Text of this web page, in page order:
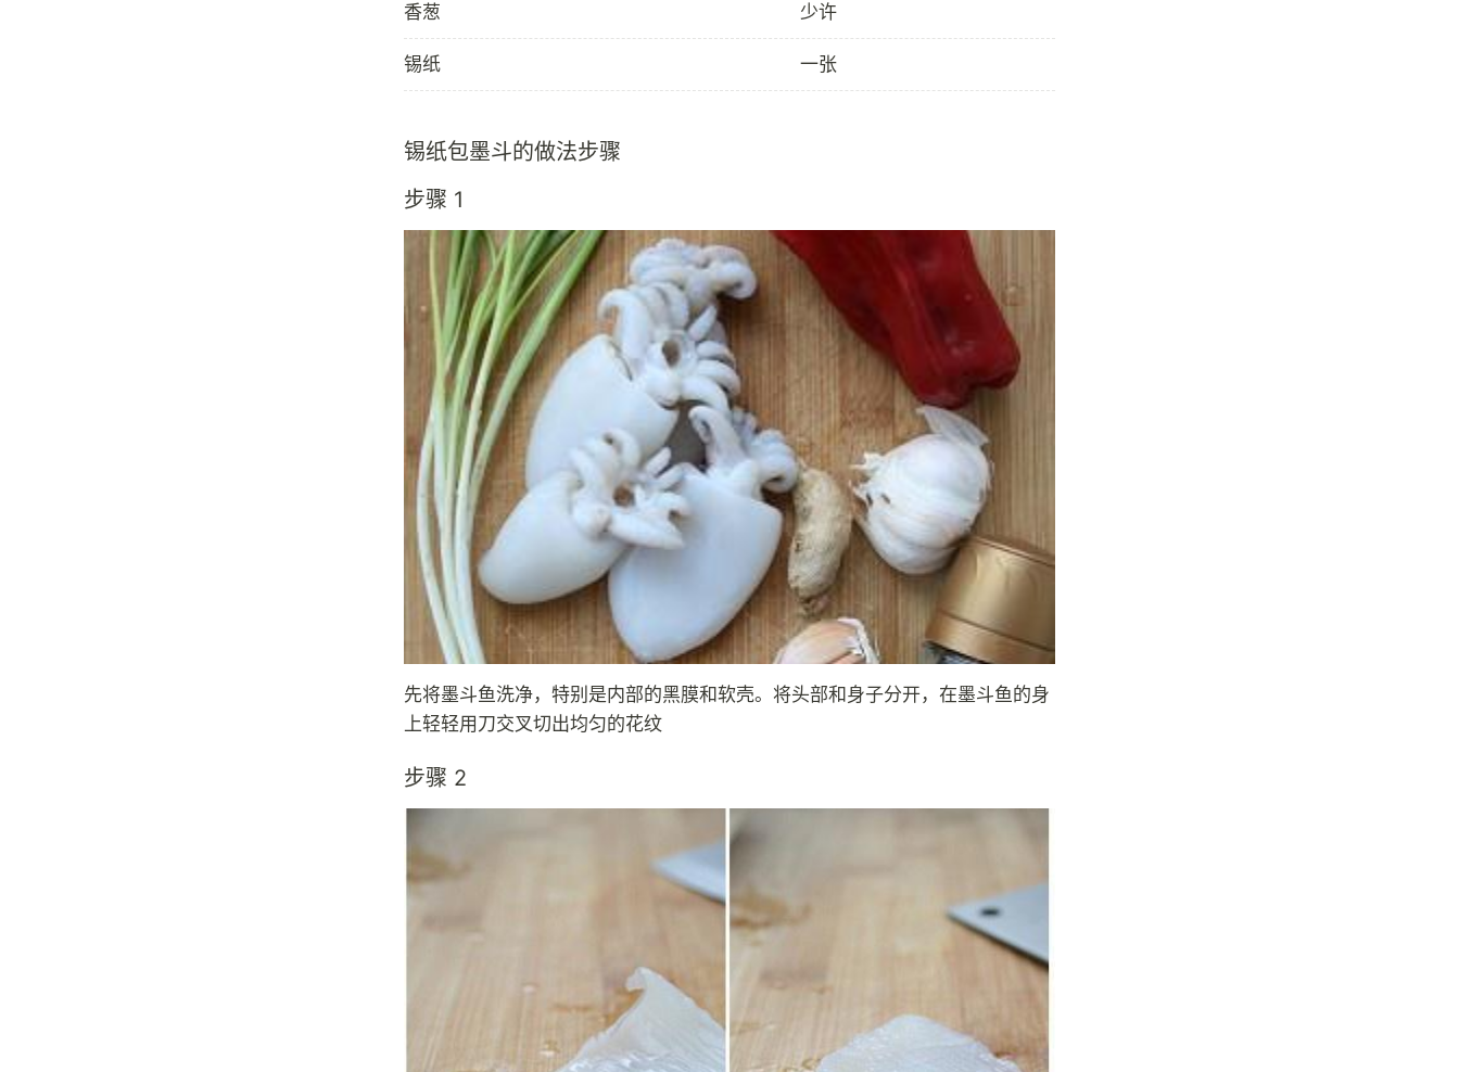
香葱 少许
锡纸 一张
锡纸包墨斗的做法步骤
步骤 1
先将墨斗鱼洗净，特别是内部的黑膜和软壳。将头部和身子分开，在墨斗鱼的身
上轻轻用刀交叉切出均匀的花纹
步骤 2